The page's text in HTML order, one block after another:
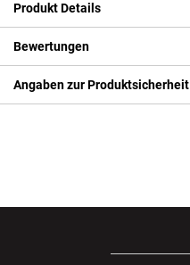
Produkt Details
Bewertungen
Angaben zur Produktsicherheit